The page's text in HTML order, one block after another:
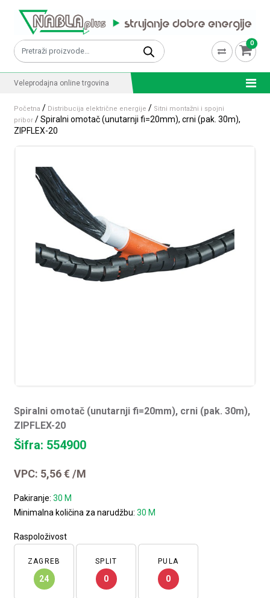
Pretraži: 0
Veleprodajna online trgovina
Početna / Distribucija električne energije / Sitni montažni i spojni
pribor / Spiralni omotač (unutarnji fi=20mm), crni (pak. 30m),
ZIPFLEX-20
Spiralni omotač (unutarnji fi=20mm), crni (pak. 30m),
ZIPFLEX-20
Šifra: 554900
VPC: 5,56€ /M
Pakiranje:30 M
Minimalna količina za narudžbu:30 M
Raspoloživost
ZAGREB
24
SPLIT
0
PULA
0